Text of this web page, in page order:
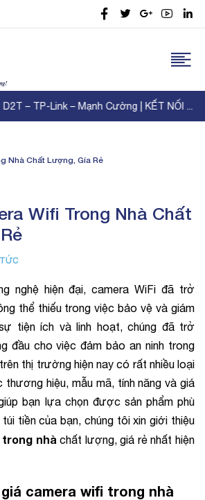
– TP-Link – Mạnh Cường | KẾT NỐI ...
Nhà Chất Lượng, Gía Rẻ
Wifi Trong Nhà Chất
nghệ hiện đại, camera WiFi đã trở
thể thiếu trong việc bảo vệ và giám
tiện ích và linh hoạt, chúng đã trở
đầu cho việc đảm bảo an ninh trong
thị trường hiện nay có rất nhiều loại
hiệu, mẫu mã, tính năng và giá
bạn lựa chọn được sản phẩm phù
tiền của bạn, chúng tôi xin giới thiệu
nhà chất lượng, giá rẻ nhất hiện
camera wifi trong nhà